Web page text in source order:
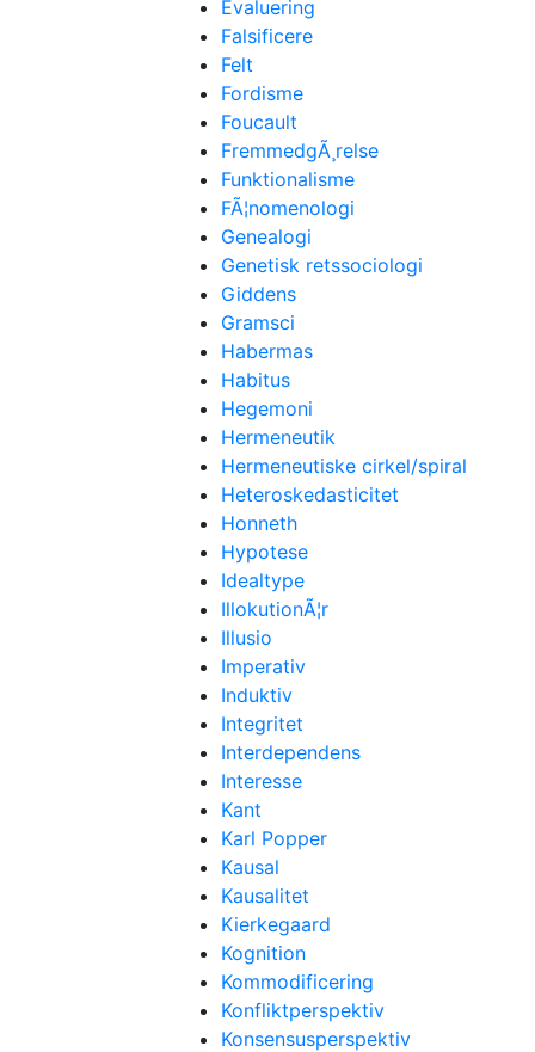
Evaluering
Falsificere
Felt
Fordisme
Foucault
FremmedgÃ¸relse
Funktionalisme
FÃ¦nomenologi
Genealogi
Genetisk retssociologi
Giddens
Gramsci
Habermas
Habitus
Hegemoni
Hermeneutik
Hermeneutiske cirkel/spiral
Heteroskedasticitet
Honneth
Hypotese
Idealtype
IllokutionÃ¦r
Illusio
Imperativ
Induktiv
Integritet
Interdependens
Interesse
Kant
Karl Popper
Kausal
Kausalitet
Kierkegaard
Kognition
Kommodificering
Konfliktperspektiv
Konsensusperspektiv